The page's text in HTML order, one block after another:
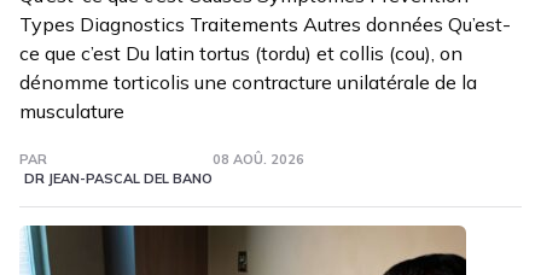
Types Diagnostics Traitements Autres données Qu’est-
ce que c’est Du latin tortus (tordu) et collis (cou), on
dénomme torticolis une contracture unilatérale de la
musculature
PAR
DR JEAN-PASCAL DEL BANO
08 AOÛ. 2026